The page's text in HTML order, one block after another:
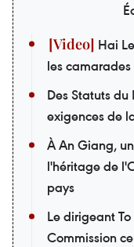
Hai
les
Des Statuts
exigences de
À An Giang,
l'héritage de
pays
Le dirigeant
Commission